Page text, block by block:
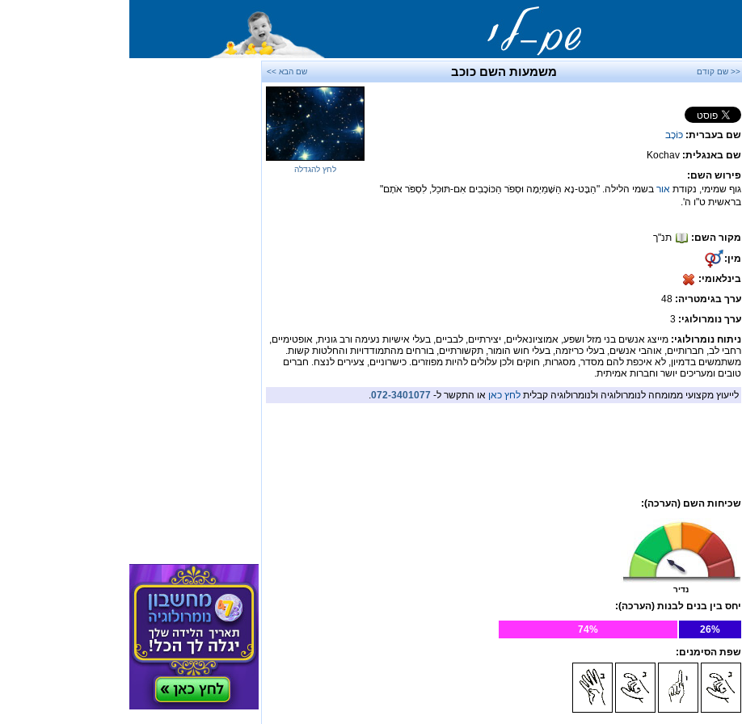
<< שם קודם משמעות השם כוכב שם הבא >>
שם בעברית: כּוֹכָב
שם באנגלית: Kochav
פירוש השם:
גוף שמימי, נקודת אור בשמי הלילה. "הַבֶּט-נָא הַשָּׁמַיְמָה וּסְפֹר הַכּוֹכָבִים אִם-תּוּכַל, לִסְפֹּר אֹתָם"
בראשית ט"ו ה'.
מקור השם:
תנ"ך
מין:
בינלאומי:
ערך בגימטריה:
ערך נומרולוגי: 3
לחץ להגדלה
ניתוח נומרולוגי: מייצג אנשים בני מזל ושפע, אמוציונאליים, יצירתיים, לבביים, בעלי אישיות נעימה ורב גונית, אופטימיים,
רחבי לב, חברותיים, אוהבי אנשים, בעלי כריזמה, בעלי חוש הומור, תקשורתיים, בורחים מהתמודדויות והחלטות קשות.
משתמשים בדמיון, לא איכפת להם מסדר, מסגרות, חוקים ולכן עלולים להיות מפוזרים. כישרוניים, צעירים לנצח. חברים
טובים ומעריכים יושר וחברות אמיתית.
לייעוץ מקצועי ממומחה לנומרולוגיה ולנומרולוגיה קבלית לחץ כאן או התקשר ל- 072-3401077
.
שכיחות השם (הערכה):
נדיר
יחס בין בנים לבנות (הערכה):
26%
74%
שפת הסימנים: